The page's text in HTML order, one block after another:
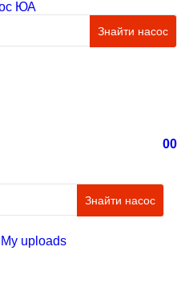
Знайти насос
00
Знайти насос
My uploads